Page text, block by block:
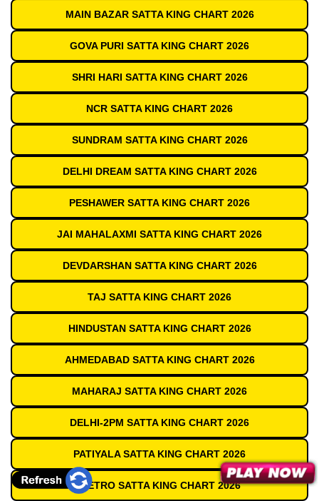
MAIN BAZAR SATTA KING CHART 2026
GOVA PURI SATTA KING CHART 2026
SHRI HARI SATTA KING CHART 2026
NCR SATTA KING CHART 2026
SUNDRAM SATTA KING CHART 2026
DELHI DREAM SATTA KING CHART 2026
PESHAWER SATTA KING CHART 2026
JAI MAHALAXMI SATTA KING CHART 2026
DEVDARSHAN SATTA KING CHART 2026
TAJ SATTA KING CHART 2026
HINDUSTAN SATTA KING CHART 2026
AHMEDABAD SATTA KING CHART 2026
MAHARAJ SATTA KING CHART 2026
DELHI-2PM SATTA KING CHART 2026
PATIYALA SATTA KING CHART 2026
METRO SATTA KING CHART 2026